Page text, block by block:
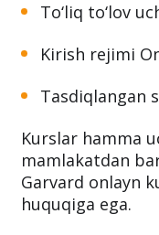
To‘liq to‘lov
Kirish rejimi
Tasdiqlangan
Kurslar hamma
mamlakatdan
Garvard onlayn
huquqiga ega.